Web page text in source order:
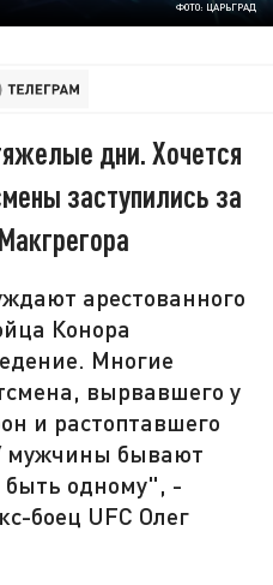
ФОТО: ЦАРЬГРАД
дни. Хочется
заступились за
арестованного
Конора
Многие
вырвавшего у
и растоптавшего
мужчины бывают
быть одному", -
боец UFC Олег